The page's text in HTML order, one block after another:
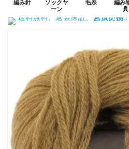
編み針
ソックヤ
ーン
毛糸
編み
具